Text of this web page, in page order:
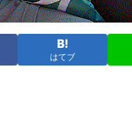
はてブ